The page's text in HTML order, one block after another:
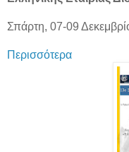
Σπάρτη, 07-09
Περισσότερα